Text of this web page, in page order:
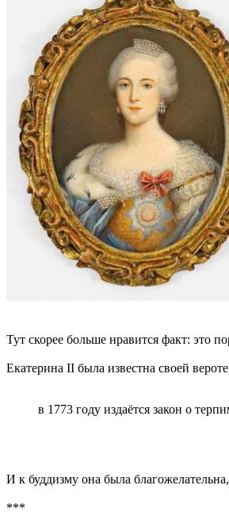
Тут скорее больше нравится факт: это
Екатерина II была известна своей
в 1773 году издаётся закон о
И к буддизму она была
***